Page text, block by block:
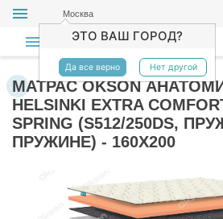
Москва
ЭТО ВАШ ГОРОД?
Да все верно Нет другой
МАТРАС OKSON
HELSINKI EXTRA
SPRING (S512/250DS,
ПРУЖИНЕ) - 160Х200